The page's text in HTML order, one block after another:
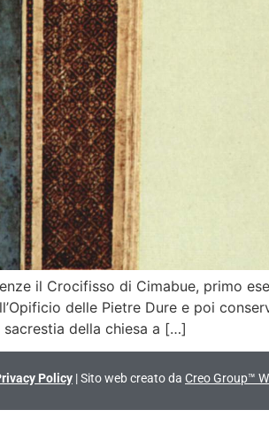
il Crocifisso di Cimabue, primo
delle Pietre Dure e poi
della chiesa a […]
Policy | Sito web creato da Creo Group™